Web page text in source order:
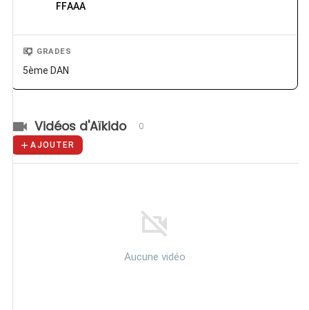
FFAAA
GRADES
5ème DAN
Vidéos d'Aïkido 0
AJOUTER
Aucune vidéo